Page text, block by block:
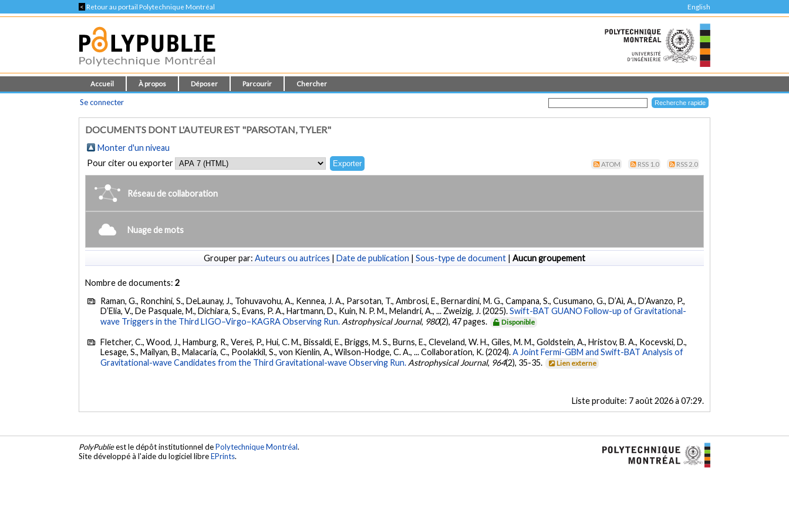
< Retour au portail Polytechnique Montréal English
Accueil À propos Déposer Parcourir Chercher
Se connecter
DOCUMENTS DONT L'AUTEUR EST "PARSOTAN, TYLER"
Monter d'un niveau
Pour citer ou exporter
ATOM RSS 1.0 RSS 2.0
Réseau de collaboration
Nuage de mots
Grouper par: Auteurs ou autrices | Date de publication | Sous-type de document | Aucun groupement
Nombre de documents:2
Raman, G., Ronchini, S., DeLaunay, J., Tohuvavohu, A., Kennea, J. A., Parsotan, T., Ambrosi, E., Bernardini, M. G., Campana, S., Cusumano, G., D’Aì, A., D’Avanzo, P.,
D’Elia, V., De Pasquale, M., Dichiara, S., Evans, P. A., Hartmann, D., Kuin, N. P. M., Melandri, A., ... Zweizig, J. (2025).Swift-BAT GUANO Follow-up of Gravitational-
wave Triggers in the Third LIGO–Virgo–KAGRA Observing Run. Astrophysical Journal, 980(2), 47 pages. Disponible
Fletcher, C., Wood, J., Hamburg, R., Vereš, P., Hui, C. M., Bissaldi, E., Briggs, M. S., Burns, E., Cleveland, W. H., Giles, M. M., Goldstein, A., Hristov, B. A., Kocevski, D.,
Lesage, S., Mailyan, B., Malacaria, C., Poolakkil, S., von Kienlin, A., Wilson-Hodge, C. A., ... Collaboration, K. (2024).A Joint Fermi-GBM and Swift-BAT Analysis of
Gravitational-wave Candidates from the Third Gravitational-wave Observing Run. Astrophysical Journal, 964(2), 35-35. Lien externe
Liste produite: 7 août 2026 à 07:29.
PolyPublieest le dépôt institutionnel dePolytechnique Montréal.
Site développé à l'aide du logiciel libreEPrints.